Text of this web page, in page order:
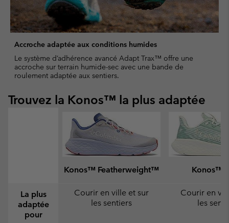
Accroche adaptée aux conditions humides
Le système d’adhérence avancé Adapt Trax™ offre une
accroche sur terrain humide-sec avec une bande de
roulement adaptée aux sentiers.
Trouvez la Konos™ la plus adaptée
Konos™ Featherweight™ Konos™
La plus
adaptée
pour
Courir en ville et sur
les sentiers
Courir en
les